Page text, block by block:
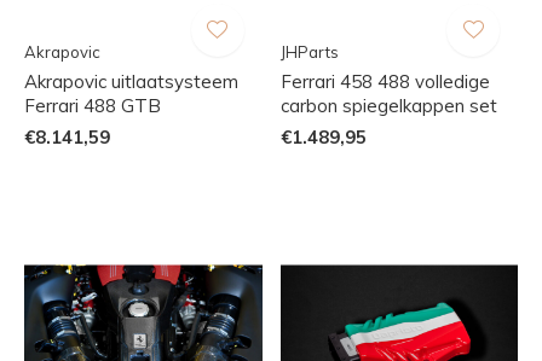
Akrapovic
Akrapovic uitlaatsysteem
Ferrari 488 GTB
€8.141,59
JHParts
Ferrari 458 488 volledige
carbon spiegelkappen set
€1.489,95